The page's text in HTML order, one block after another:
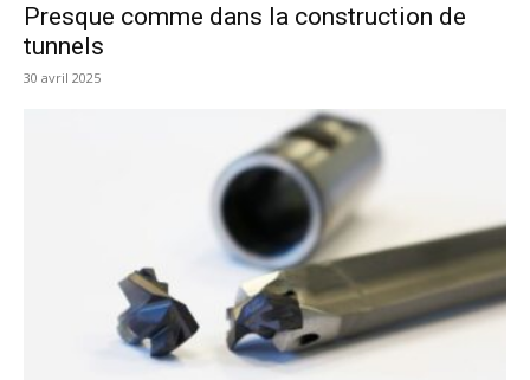
Presque comme dans la construction de
tunnels
30 avril 2025